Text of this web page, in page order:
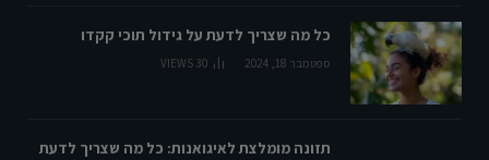
כל מה שצריך לדעת על גידול תוכי קקדו
ספטמבר 18, 2024 30
VIEWS
תזונה מומלצת לאיגואנות: כל מה שצריך לדעת